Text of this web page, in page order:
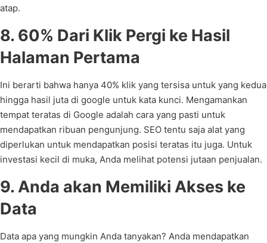
atap.
8. 60% Dari Klik Pergi ke Hasil
Halaman Pertama
Ini berarti bahwa hanya 40% klik yang tersisa untuk yang kedua
hingga hasil juta di google untuk kata kunci. Mengamankan
tempat teratas di Google adalah cara yang pasti untuk
mendapatkan ribuan pengunjung. SEO tentu saja alat yang
diperlukan untuk mendapatkan posisi teratas itu juga. Untuk
investasi kecil di muka, Anda melihat potensi jutaan penjualan.
9. Anda akan Memiliki Akses ke
Data
Data apa yang mungkin Anda tanyakan? Anda mendapatkan